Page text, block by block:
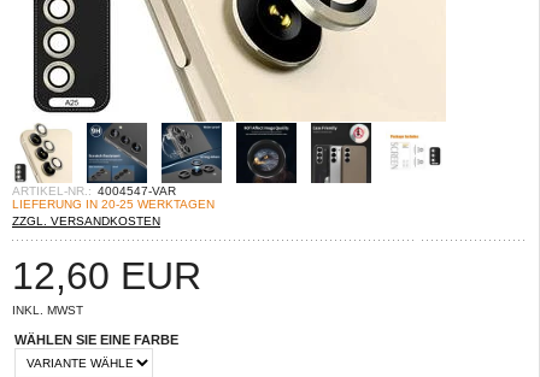
ARTIKEL-NR.: 4004547-VAR
LIEFERUNG IN 20-25 WERKTAGEN
ZZGL. VERSANDKOSTEN
12,60 EUR
INKL. MWST
WÄHLEN SIE EINE FARBE